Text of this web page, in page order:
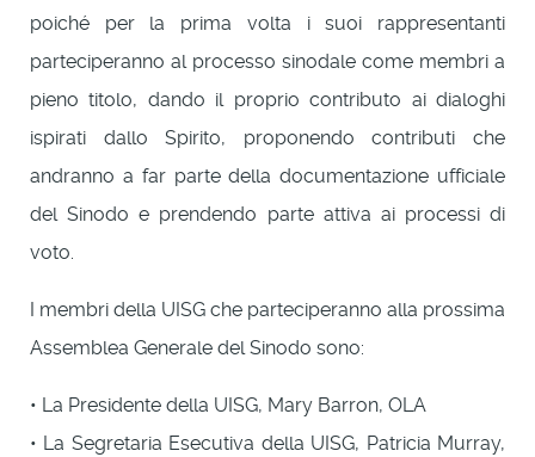
poiché per la prima volta i suoi rappresentanti
parteciperanno al processo sinodale come membri a
pieno titolo, dando il proprio contributo ai dialoghi
ispirati dallo Spirito, proponendo contributi che
andranno a far parte della documentazione ufficiale
del Sinodo e prendendo parte attiva ai processi di
voto.
I membri della UISG che parteciperanno alla prossima
Assemblea Generale del Sinodo sono:
• La Presidente della UISG, Mary Barron, OLA
• La Segretaria Esecutiva della UISG, Patricia Murray,